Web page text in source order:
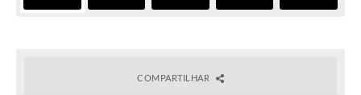
COMPARTILHAR